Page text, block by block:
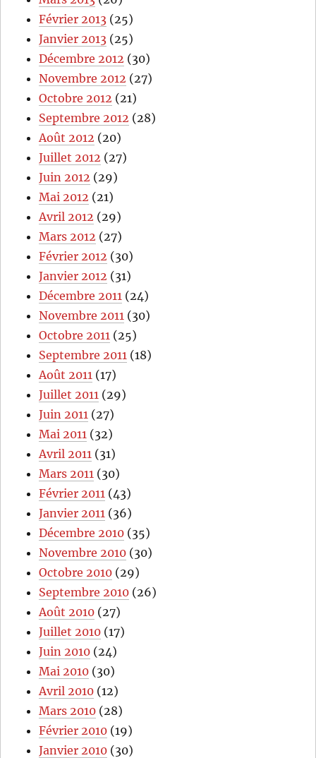
Février 2013 (25)
Janvier 2013 (25)
Décembre 2012 (30)
Novembre 2012 (27)
Octobre 2012 (21)
Septembre 2012 (28)
Août 2012 (20)
Juillet 2012 (27)
Juin 2012 (29)
Mai 2012 (21)
Avril 2012 (29)
Mars 2012 (27)
Février 2012 (30)
Janvier 2012 (31)
Décembre 2011 (24)
Novembre 2011 (30)
Octobre 2011 (25)
Septembre 2011 (18)
Août 2011 (17)
Juillet 2011 (29)
Juin 2011 (27)
Mai 2011 (32)
Avril 2011 (31)
Mars 2011 (30)
Février 2011 (43)
Janvier 2011 (36)
Décembre 2010 (35)
Novembre 2010 (30)
Octobre 2010 (29)
Septembre 2010 (26)
Août 2010 (27)
Juillet 2010 (17)
Juin 2010 (24)
Mai 2010 (30)
Avril 2010 (12)
Mars 2010 (28)
Février 2010 (19)
Janvier 2010 (30)